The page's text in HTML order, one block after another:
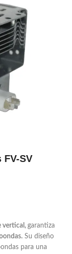
SV
vertical, garantiza
Su diseño
para una